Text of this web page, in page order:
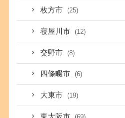
枚方市 (25)
寝屋川市 (12)
交野市 (8)
四條畷市 (6)
大東市 (19)